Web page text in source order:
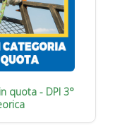
quota - DPI 3°